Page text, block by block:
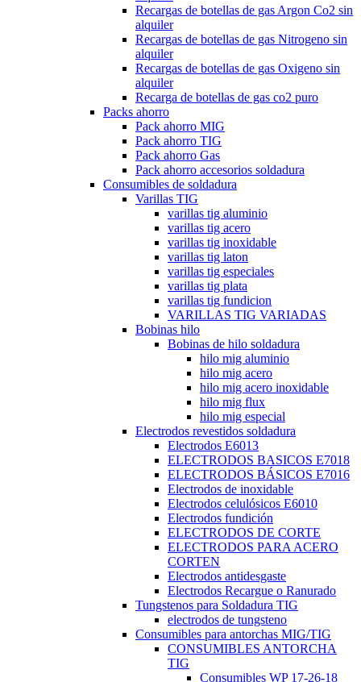
Recargas de botellas de gas Argon Co2 sin
alquiler
Recargas de botellas de gas Nitrogeno sin
alquiler
Recargas de botellas de gas Oxigeno sin
alquiler
Recarga de botellas de gas co2 puro
Packs ahorro
Pack ahorro MIG
Pack ahorro TIG
Pack ahorro Gas
Pack ahorro accesorios soldadura
Consumibles de soldadura
Varillas TIG
varillas tig aluminio
varillas tig acero
varillas tig inoxidable
varillas tig laton
varillas tig especiales
varillas tig plata
varillas tig fundicion
VARILLAS TIG VARIADAS
Bobinas hilo
Bobinas de hilo soldadura
hilo mig aluminio
hilo mig acero
hilo mig acero inoxidable
hilo mig flux
hilo mig especial
Electrodos revestidos soldadura
Electrodos E6013
ELECTRODOS BASICOS E7018
ELECTRODOS BÁSICOS E7016
Electrodos de inoxidable
Electrodos celulósicos E6010
Electrodos fundición
ELECTRODOS DE CORTE
ELECTRODOS PARA ACERO
CORTEN
Electrodos antidesgaste
Electrodos Recargue o Ranurado
Tungstenos para Soldadura TIG
electrodos de tungsteno
Consumibles para antorchas MIG/TIG
CONSUMIBLES ANTORCHA
TIG
Consumibles WP 17-26-18